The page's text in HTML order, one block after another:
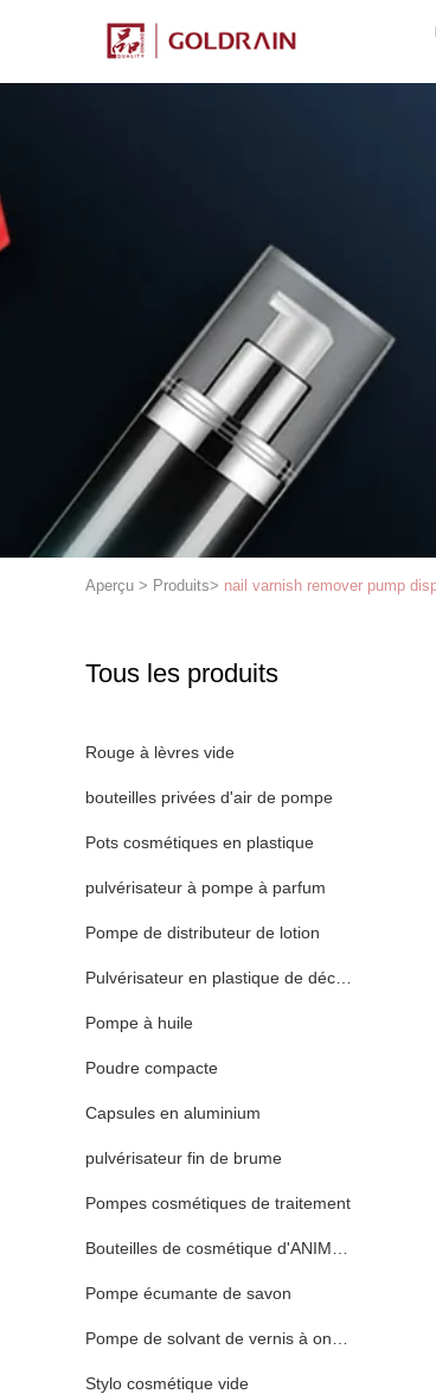
Aperçu > Produits> nail varnish remover pump
Tous les produits
Rouge à lèvres vide
bouteilles privées d'air de pompe
Pots cosmétiques en plastique
pulvérisateur à pompe à parfum
Pompe de distributeur de lotion
Pulvérisateur en plastique de déclencheur
Pompe à huile
Poudre compacte
Capsules en aluminium
pulvérisateur fin de brume
Pompes cosmétiques de traitement
Bouteilles de cosmétique d'ANIMAL FAMILIER
Pompe écumante de savon
Pompe de solvant de vernis à ongles
Stylo cosmétique vide